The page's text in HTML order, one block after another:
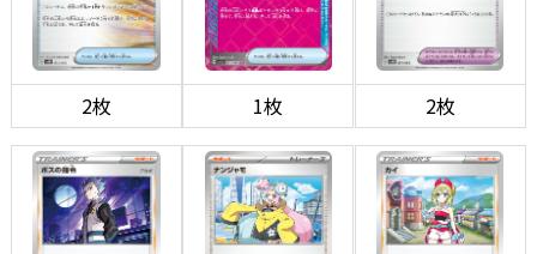
2枚 1枚 2枚